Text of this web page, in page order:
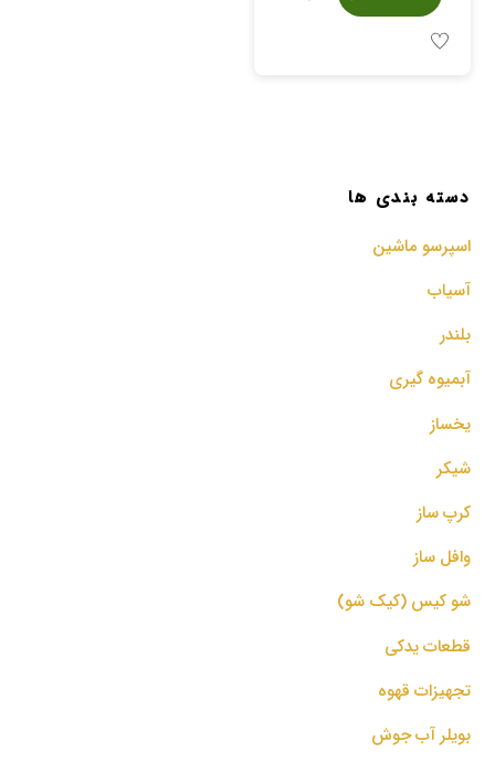
دسته بندی ها
اسپرسو‌ ماشین
آسیاب
بلندر
آبمیوه گیری
یخساز
شیکر
کرپ ساز
وافل ساز
شو کیس (کیک شو)
قطعات یدکی
تجهیزات قهوه
بویلر آب جوش